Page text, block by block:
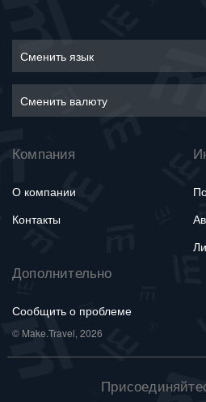
Сменить язык
Сменить валюту
Компания
О компании
Контакты
Дополнительно
Сообщить о проблеме
© Make.Travel, 2026